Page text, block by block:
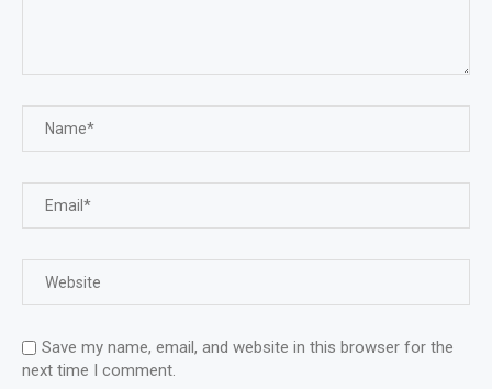
Save my name, email, and website in this browser for the
next time I comment.